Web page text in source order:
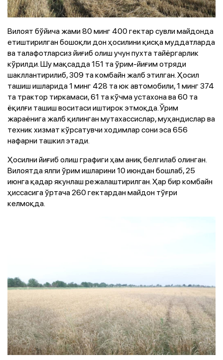
Вилоят бўйича жами 80 минг 400 гектар сувли майдонда
етиштирилган бошоқли дон ҳосилини қисқа муддатларда
ва талафотларсиз йиғиб олиш учун пухта тайёргарлик
кўрилди. Шу мақсадда 151 та ўрим-йиғим отряди
шакллантирилиб, 309 та комбайн жалб этилган. Ҳосил
ташиш ишларида 1 минг 428 та юк автомобили, 1 минг 374
та трактор тиркамаси, 61 та кўчма устахона ва 60 та
ёқилғи ташиш воситаси иштирок этмоқда. Ўрим
жараёнига жалб қилинган мутахассислар, муҳандислар ва
техник хизмат кўрсатувчи ходимлар сони эса 656
нафарни ташкил этади.
Ҳосилни йиғиб олиш графиги ҳам аниқ белгилаб олинган.
Вилоятда ялпи ўрим ишларини 10 июндан бошлаб, 25
июнга қадар якунлаш режалаштирилган. Ҳар бир комбайн
ҳиссасига ўртача 260 гектардан майдон тўғри
келмоқда.